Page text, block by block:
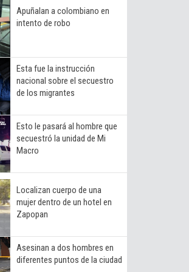
Apuñalan a colombiano en
intento de robo
Esta fue la instrucción
nacional sobre el secuestro
de los migrantes
Esto le pasará al hombre que
secuestró la unidad de Mi
Macro
Localizan cuerpo de una
mujer dentro de un hotel en
Zapopan
Asesinan a dos hombres en
diferentes puntos de la ciudad